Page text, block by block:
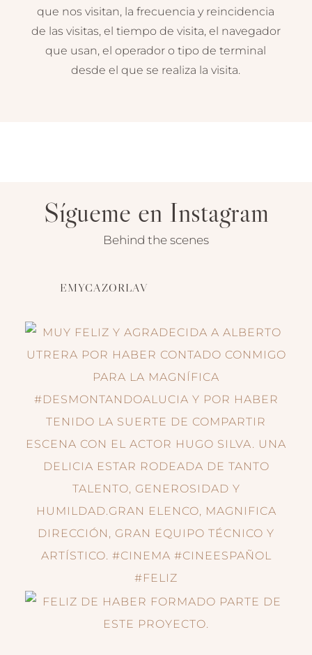
que nos visitan, la frecuencia y reincidencia
de las visitas, el tiempo de visita, el navegador
que usan, el operador o tipo de terminal
desde el que se realiza la visita.
Sígueme en Instagram
Behind the scenes
EMYCAZORLAV